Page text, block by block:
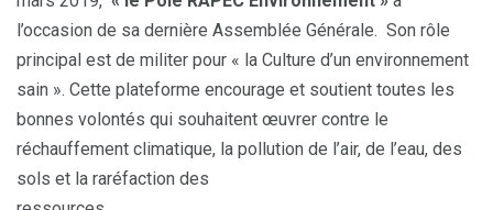
l’occasion de sa dernière Assemblée Générale. Son rôle
principal est de militer pour « la Culture d’un environnement
sain ». Cette plateforme encourage et soutient toutes les
bonnes volontés qui souhaitent œuvrer contre le
réchauffement climatique, la pollution de l’air, de l’eau, des
sols et la raréfaction des